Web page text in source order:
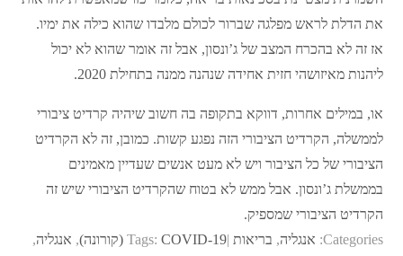
את הדלת לראש מפלגה שברור לכולם מלבדו שהוא כילה את ימיו.
אז זה לא בהכרח המצב של ג’ונסון, אבל זה אומר שהוא לא יכול
ליהנות מאיזושהי חזית אחידה שנהנה ממנה בתחילת 2020.
או, במילים אחרות, דווקא בתקופה בה חשוב שיהיה קרדיט ציבורי
לממשלה, הקרדיט הציבורי הזה נפגע קשות. כמובן, זה לא הקרדיט
הציבורי של כל הציבור ויש לא מעט אנשים שעדיין מאמינים
בממשלת ג’ונסון. אבל ממש לא בטוח שהקרדיט הציבורי שיש זה
הקרדיט הציבורי שמספיק.
Categories: אנגליה, בריאות Tags: COVID-19 (קורונה) , אנגליה,